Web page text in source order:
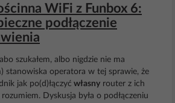
WiFi z Funbox 6:
podłączenie
szukałem, albo nigdzie nie ma
stanowiska operatora w tej sprawie, że
jak po(d)łączyć własny router z ich
Dyskusja była o podłączeniu